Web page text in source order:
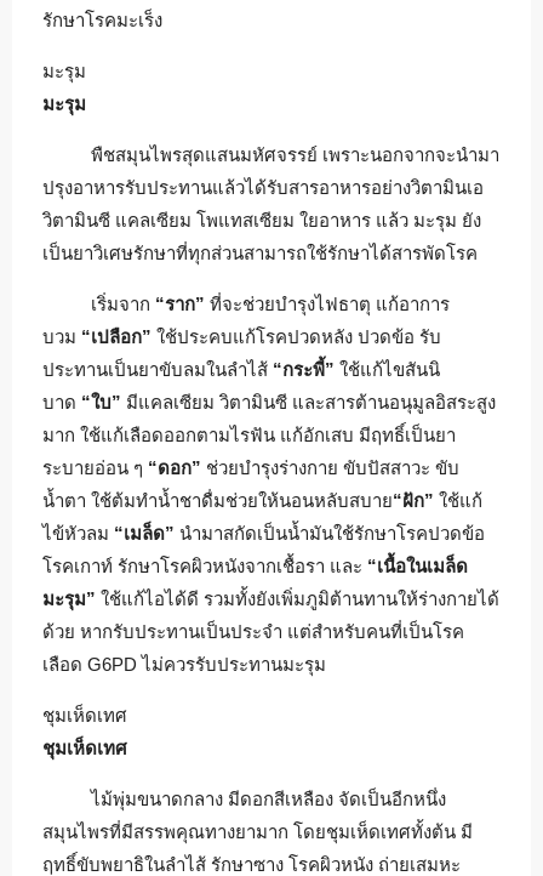
รักษาโรคมะเร็ง
มะรุม
มะรุม
พืชสมุนไพรสุดแสนมหัศจรรย์ เพราะนอกจากจะนำมา
ปรุงอาหารรับประทานแล้วได้รับสารอาหารอย่างวิตามินเอ
วิตามินซี แคลเซียม โพแทสเซียม ใยอาหาร แล้ว มะรุม ยัง
เป็นยาวิเศษรักษาที่ทุกส่วนสามารถใช้รักษาได้สารพัดโรค
เริ่มจาก “ราก” ที่จะช่วยบำรุงไฟธาตุ แก้อาการ
บวม “เปลือก” ใช้ประคบแก้โรคปวดหลัง ปวดข้อ รับ
ประทานเป็นยาขับลมในลำไส้ “กระพี้” ใช้แก้ไขสันนิ
บาด “ใบ” มีแคลเซียม วิตามินซี และสารต้านอนุมูลอิสระสูง
มาก ใช้แก้เลือดออกตามไรฟัน แก้อักเสบ มีฤทธิ์เป็นยา
ระบายอ่อน ๆ “ดอก” ช่วยบำรุงร่างกาย ขับปัสสาวะ ขับ
น้ำตา ใช้ต้มทำน้ำชาดื่มช่วยให้นอนหลับสบาย“ฝัก” ใช้แก้
ไข้หัวลม “เมล็ด” นำมาสกัดเป็นน้ำมันใช้รักษาโรคปวดข้อ
โรคเกาท์ รักษาโรคผิวหนังจากเชื้อรา และ “เนื้อในเมล็ด
มะรุม” ใช้แก้ไอได้ดี รวมทั้งยังเพิ่มภูมิต้านทานให้ร่างกายได้
ด้วย หากรับประทานเป็นประจำ แต่สำหรับคนที่เป็นโรค
เลือด G6PD ไม่ควรรับประทานมะรุม
ชุมเห็ดเทศ
ชุมเห็ดเทศ
ไม้พุ่มขนาดกลาง มีดอกสีเหลือง จัดเป็นอีกหนึ่ง
สมุนไพรที่มีสรรพคุณทางยามาก โดยชุมเห็ดเทศทั้งต้น มี
ฤทธิ์ขับพยาธิในลำไส้ รักษาซาง โรคผิวหนัง ถ่ายเสมหะ